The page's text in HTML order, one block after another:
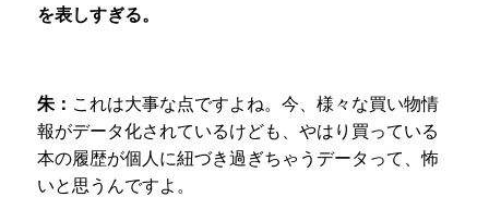
を表しすぎる。
朱： これは大事な点ですよね。今、様々な買い物情
報がデータ化されているけども、やはり買っている
本の履歴が個人に紐づき過ぎちゃうデータって、怖
いと思うんですよ。